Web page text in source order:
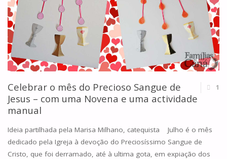
Celebrar o mês do Precioso Sangue de
Jesus – com uma Novena e uma actividade
manual
1
Ideia partilhada pela Marisa Milhano, catequista Julho é o mês
dedicado pela Igreja à devoção do Preciosíssimo Sangue de
Cristo, que foi derramado, até à ultima gota, em expiação dos